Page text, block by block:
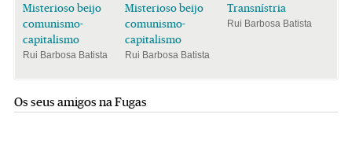
Misterioso beijo
comunismo-
capitalismo
Rui Barbosa Batista
Misterioso beijo
comunismo-
capitalismo
Rui Barbosa Batista
Transnístria
Rui Barbosa Batista
Os seus amigos na Fugas